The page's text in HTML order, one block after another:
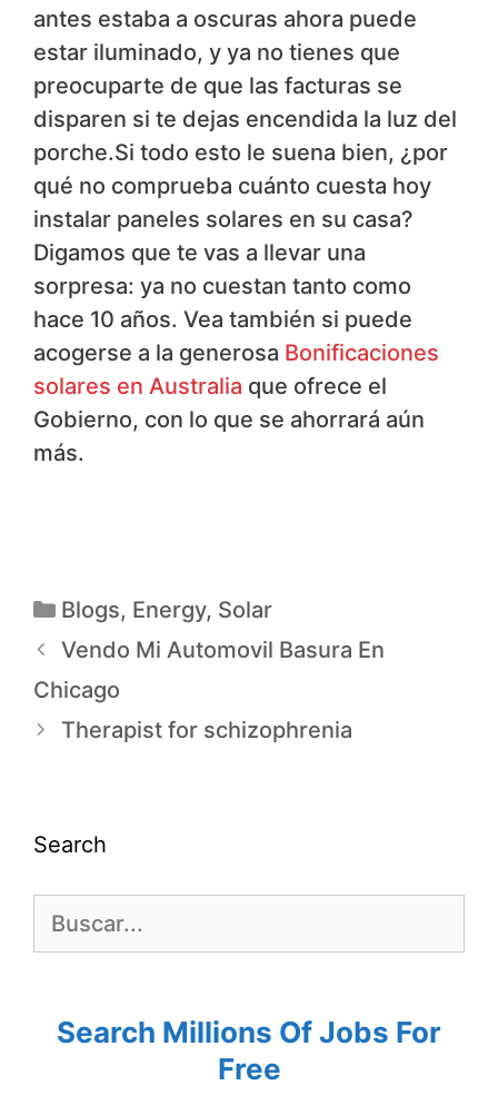
antes estaba a oscuras ahora puede
estar iluminado, y ya no tienes que
preocuparte de que las facturas se
disparen si te dejas encendida la luz del
porche.Si todo esto le suena bien, ¿por
qué no comprueba cuánto cuesta hoy
instalar paneles solares en su casa?
Digamos que te vas a llevar una
sorpresa: ya no cuestan tanto como
hace 10 años. Vea también si puede
acogerse a la generosa Bonificaciones
solares en Australia que ofrece el
Gobierno, con lo que se ahorrará aún
más.
Blogs, Energy, Solar
Vendo Mi Automovil Basura En
Chicago
Therapist for schizophrenia
Search
Search Millions Of Jobs For
Free